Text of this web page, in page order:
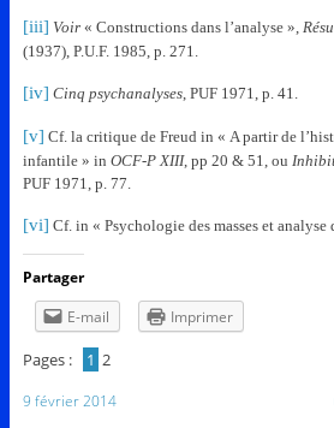
[iii] Voir« Constructions dans l’analyse »,
(1937), P.U.F. 1985, p. 271.
[iv] Cinq psychanalyses, PUF 1971, p. 41.
[v] Cf. la critique de Freud in « A partir de
infantile » in OCF-P XIII, pp 20 & 51, ou
PUF 1971, p. 77.
[vi] Cf. in « Psychologie des masses et analyse
Partager
E-mail
Imprimer
Pages : 1 2
9 février 2014